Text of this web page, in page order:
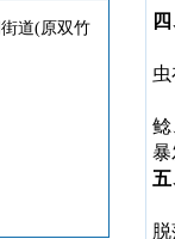
街道(原双竹
鲶
暴